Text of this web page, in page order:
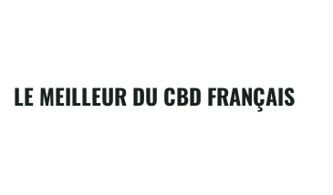
LE MEILLEUR DU CBD FRANÇAIS